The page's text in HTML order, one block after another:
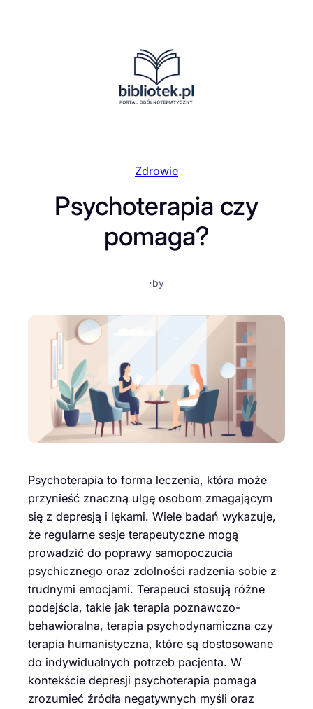
Zdrowie
Psychoterapia czy
pomaga?
·by
Psychoterapia to forma leczenia, która może
przynieść znaczną ulgę osobom zmagającym
się z depresją i lękami. Wiele badań wykazuje,
że regularne sesje terapeutyczne mogą
prowadzić do poprawy samopoczucia
psychicznego oraz zdolności radzenia sobie z
trudnymi emocjami. Terapeuci stosują różne
podejścia, takie jak terapia poznawczo-
behawioralna, terapia psychodynamiczna czy
terapia humanistyczna, które są dostosowane
do indywidualnych potrzeb pacjenta. W
kontekście depresji psychoterapia pomaga
zrozumieć źródła negatywnych myśli oraz